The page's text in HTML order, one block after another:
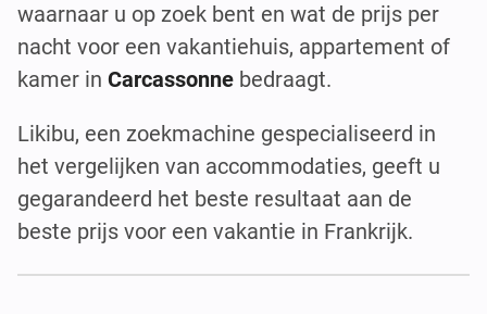
waarnaar u op zoek bent en wat de prijs per
nacht voor een vakantiehuis, appartement of
kamer in Carcassonne bedraagt.
Likibu, een zoekmachine gespecialiseerd in
het vergelijken van accommodaties, geeft u
gegarandeerd het beste resultaat aan de
beste prijs voor een vakantie in Frankrijk.